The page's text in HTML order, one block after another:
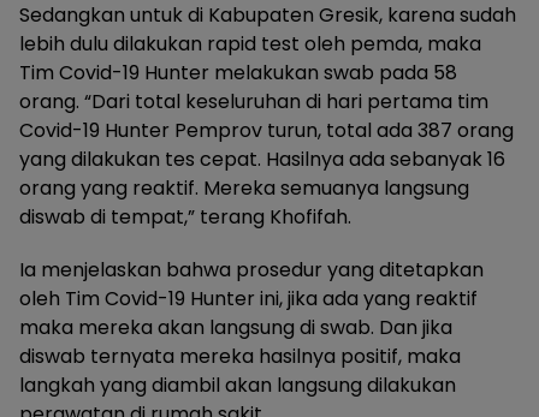
Sedangkan untuk di Kabupaten Gresik, karena sudah
lebih dulu dilakukan rapid test oleh pemda, maka
Tim Covid-19 Hunter melakukan swab pada 58
orang. “Dari total keseluruhan di hari pertama tim
Covid-19 Hunter Pemprov turun, total ada 387 orang
yang dilakukan tes cepat. Hasilnya ada sebanyak 16
orang yang reaktif. Mereka semuanya langsung
diswab di tempat,” terang Khofifah.
Ia menjelaskan bahwa prosedur yang ditetapkan
oleh Tim Covid-19 Hunter ini, jika ada yang reaktif
maka mereka akan langsung di swab. Dan jika
diswab ternyata mereka hasilnya positif, maka
langkah yang diambil akan langsung dilakukan